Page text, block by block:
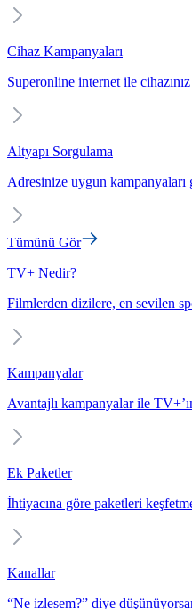
Cihaz Kampanyaları
Superonline internet ile
Altyapı Sorgulama
Adresinize uygun kampanyaları
Tümünü Gör
TV+ Nedir?
Filmlerden dizilere, en sevilen
Kampanyalar
Avantajlı kampanyalar ile
Ek Paketler
İhtiyacına göre paketleri
Kanallar
“Ne izlesem?” diye